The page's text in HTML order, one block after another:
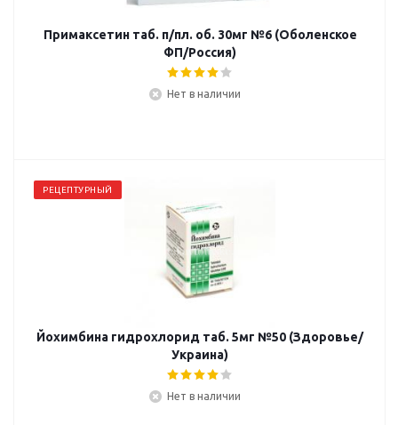
Примаксетин таб. п/пл. об. 30мг №6 (Оболенское
ФП/Россия)
Нет в наличии
РЕЦЕПТУРНЫЙ
Йохимбина гидрохлорид таб. 5мг №50 (Здоровье/
Украина)
Нет в наличии